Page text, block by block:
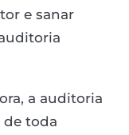
e sanar
a auditoria
de toda